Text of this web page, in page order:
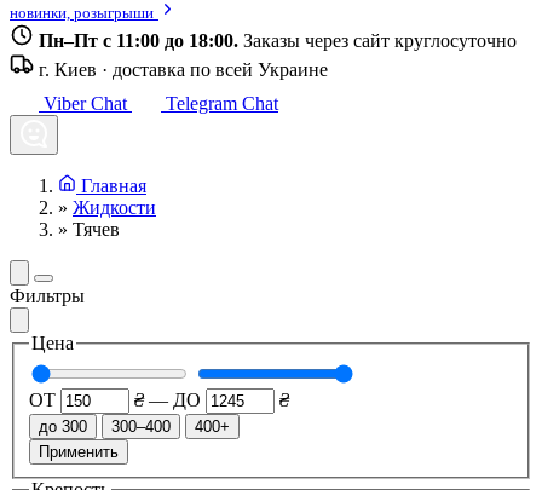
новинки, розыгрыши
Пн–Пт с 11:00 до 18:00. Заказы через сайт круглосуточно
г. Киев · доставка по всей Украине
Viber Chat
Telegram Chat
Главная
» Жидкости
» Тячев
Фильтры
Цена
ОТ ₴ — ДО ₴
до 300 300–400
400+
Применить